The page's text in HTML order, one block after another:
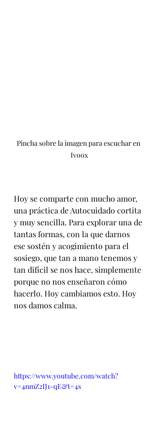
Pincha sobre la imagen para escuchar en
Ivoox
Hoy se comparte con mucho amor,
una práctica de Autocuidado cortita
y muy sencilla. Para explorar una de
tantas formas, con la que darnos
ese sostén y acogimiento para el
sosiego, que tan a mano tenemos y
tan difícil se nos hace, simplemente
porque no nos enseñaron cómo
hacerlo. Hoy cambiamos esto. Hoy
nos damos calma.
https://www.youtube.com/watch?
v=4nmZ2IJ1-qE&t=4s